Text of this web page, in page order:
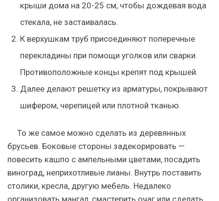
крыши дома на 20-25 см, чтобы дождевая вода
стекала, не застаивалась.
К верхушкам труб присоединяют поперечные
перекладины при помощи уголков или сварки.
Противоположные концы крепят под крышей.
Далее делают решетку из арматуры, покрывают
шифером, черепицей или плотной тканью.
То же самое можно сделать из деревянных
брусьев. Боковые стороны задекорировать —
повесить кашпо с ампельными цветами, посадить
виноград, неприхотливые лианы. Внутрь поставить
столики, кресла, другую мебель. Недалеко
организовать мангал, смастерить очаг или сделать